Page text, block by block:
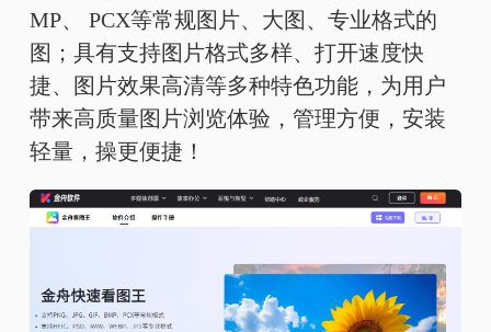
MP、 PCX等常规图片、大图、专业格式的
图；具有支持图片格式多样、打开速度快
捷、图片效果高清等多种特色功能，为用户
带来高质量图片浏览体验，管理方便，安装
轻量，操更便捷！